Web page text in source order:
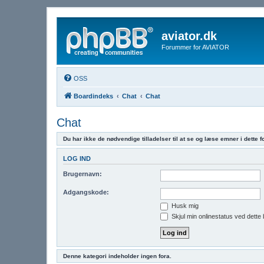
aviator.dk
Forummer for AVIATOR
OSS
Boardindeks Chat Chat
Chat
Du har ikke de nødvendige tilladelser til at se og læse emner i dette
LOG IND
Brugernavn:
Adgangskode:
Husk mig
Skjul min onlinestatus ved dette
Denne kategori indeholder ingen fora.